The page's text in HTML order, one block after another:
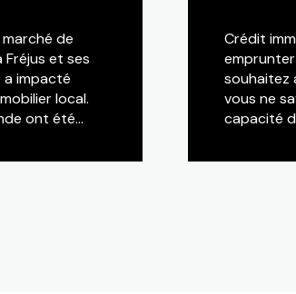
de
Fréjus et ses
local.
ont été
des offres.
Crédit
emprunter
souhaitez
vous ne
capacité